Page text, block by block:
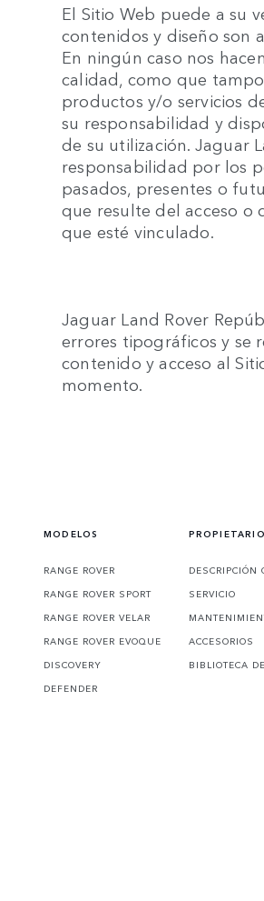
El Sitio Web puede a su
contenidos y diseño son
En ningún caso nos
calidad, como que
productos y/o servicios
su responsabilidad y
de su utilización. Jaguar
responsabilidad por los
pasados, presentes o
que resulte del acceso o
que esté vinculado.
Jaguar Land Rover
errores tipográficos y se
contenido y acceso al
momento.
MODELOS
RANGE ROVER
RANGE ROVER SPORT
RANGE ROVER VELAR
RANGE ROVER EVOQUE
DISCOVERY
DEFENDER
DESCRIPCIÓN
SERVICIO
ACCESORIOS
BIBLIOTECA